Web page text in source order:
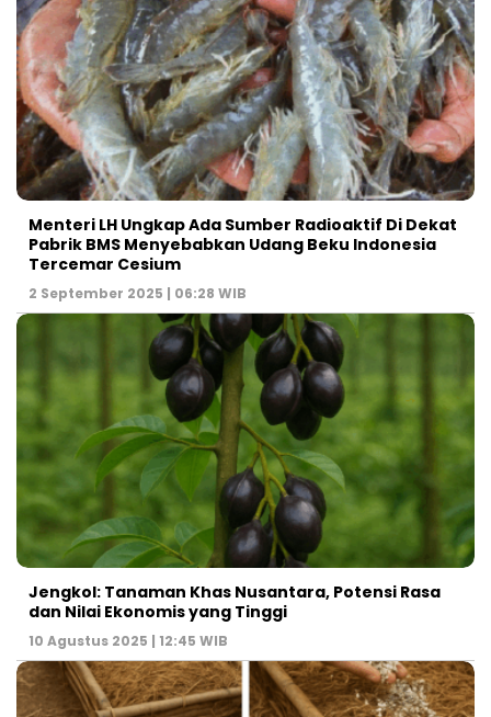
Menteri LH Ungkap Ada Sumber Radioaktif Di Dekat
Pabrik BMS Menyebabkan Udang Beku Indonesia
Tercemar Cesium
2 September 2025 | 06:28 WIB
Jengkol: Tanaman Khas Nusantara, Potensi Rasa
dan Nilai Ekonomis yang Tinggi
10 Agustus 2025 | 12:45 WIB